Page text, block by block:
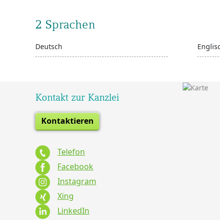
2 Sprachen
Deutsch
Kontakt zur Kanzlei
Kontaktieren
Telefon
Facebook
Instagram
Xing
LinkedIn